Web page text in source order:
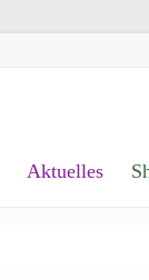
Aktuelles